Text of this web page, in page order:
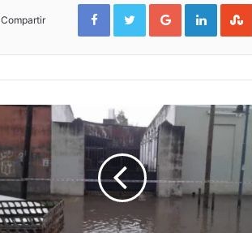
Compartir
FacebookTwitterGoogle+